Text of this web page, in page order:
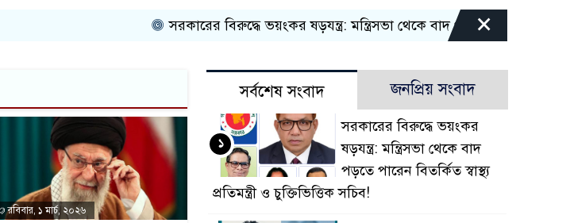
সরকারের বিরুদ্ধে ভয়ংকর ষড়যন্ত্র: মন্ত্রিসভা থেকে বাদ পড়তে পারেন বিতর্কিত
×
রবিবার, ১ মার্চ, ২০২৬
সর্বশেষ সংবাদ জনপ্রিয় সংবাদ
সরকারের বিরুদ্ধে ভয়ংকর
ষড়যন্ত্র: মন্ত্রিসভা থেকে বাদ
পড়তে পারেন বিতর্কিত স্বাস্থ্য
প্রতিমন্ত্রী ও চুক্তিভিত্তিক সচিব!
১